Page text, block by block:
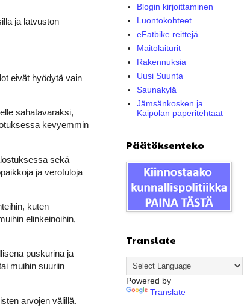
ja latvuston
eivät hyödytä vain
sahatavaraksi,
kevyemmin
sekä
ja verotuloja
kuten
elinkeinoihin,
puskurina ja
muihin suuriin
arvojen välillä.
Blogin kirjoittaminen
Luontokohteet
eFatbike reittejä
Maitolaiturit
Rakennuksia
Uusi Suunta
Saunakylä
Jämsänkosken ja
Kaipolan paperitehtaat
Päätöksenteko
Translate
Powered by
Translate